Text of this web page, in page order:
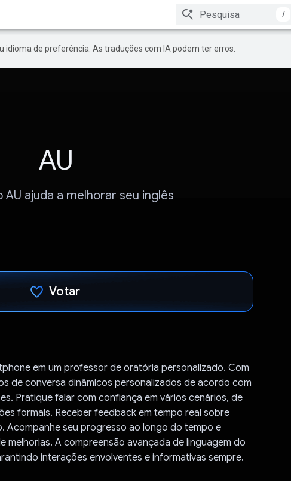
/
idioma de preferência. As traduções com IA podem ter erros.
AU
AU ajuda a melhorar seu inglês
Votar
em um professor de oratória personalizado. Com
de conversa dinâmicos personalizados de acordo com
Pratique falar com confiança em vários cenários, de
formais. Receber feedback em tempo real sobre
Acompanhe seu progresso ao longo do tempo e
melhorias. A compreensão avançada de linguagem do
interações envolventes e informativas sempre.